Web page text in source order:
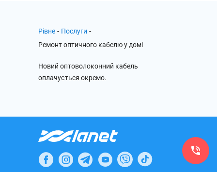
Рівне - Послуги -
Ремонт оптичного кабелю у домі
Новий оптоволоконний кабель
оплачується окремо.